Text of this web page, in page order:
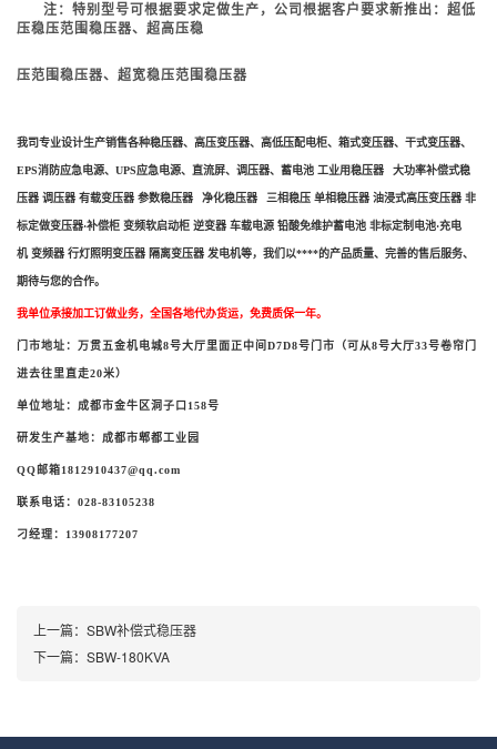
注：特别型号可根据要求定做生产，公司根据客户要求新推出：超低
压稳压范围稳压器、 超高压稳
压范 围稳压器、超宽稳压范围稳压器
我司专业设计生产销售各种稳压器、高压变压器、高低压配电柜、箱式变压器、干式变压器、
EPS消防应急电源、UPS应急电源、直流屏、调压器、蓄电池 工业用稳压器 大功率补偿式稳
压器 调压器 有载变压器 参数稳压器 净化稳压器 三相稳压 单相稳压器 油浸式高压变压器 非
标定做变压器·补偿柜 变频软启动柜 逆变器 车载电源 铅酸免维护蓄电池 非标定制电池·充电
机 变频器 行灯照明变压器 隔离变压器 发电机等，我们以****的产品质量、完善的售后服务、
期待与您的合作。
我单位承接加工订做业务，全国各地代办货运，免费质保一年。
门市地址：万贯五金机电城8号大厅里面正中间D7D8号门市（可从8号大厅33号卷帘门
进去往里直走20米）
单位地址：成都市金牛区洞子口158号
研发生产基地：成都市郫都工业园
QQ邮箱1812910437@qq.com
联系电话：028-83105238
刁经理：13908177207
上一篇： SBW补偿式稳压器
下一篇： SBW-180KVA